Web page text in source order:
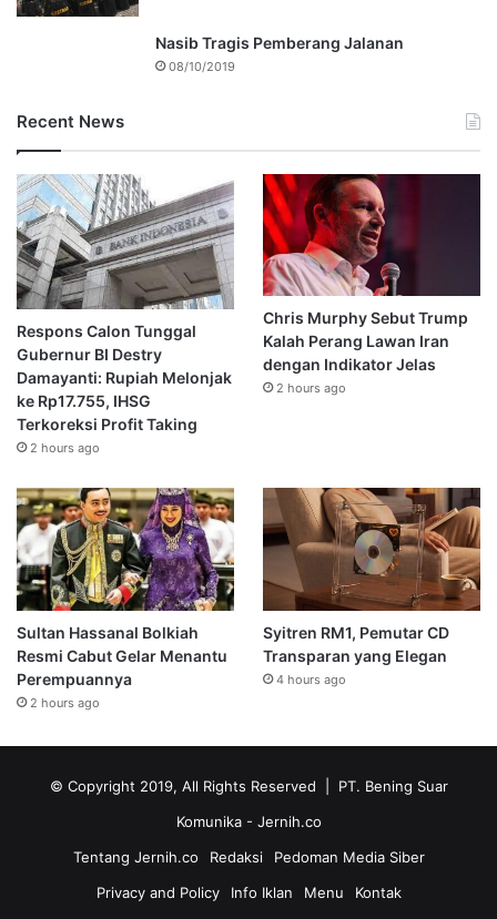
Nasib Tragis Pemberang Jalanan
08/10/2019
Recent News
Respons Calon Tunggal
Gubernur BI Destry
Damayanti: Rupiah Melonjak
ke Rp17.755, IHSG
Terkoreksi Profit Taking
2 hours ago
Chris Murphy Sebut Trump
Kalah Perang Lawan Iran
dengan Indikator Jelas
2 hours ago
Sultan Hassanal Bolkiah
Resmi Cabut Gelar Menantu
Perempuannya
2 hours ago
Syitren RM1, Pemutar CD
Transparan yang Elegan
4 hours ago
© Copyright 2019, All Rights Reserved | PT. Bening Suar
Komunika - Jernih.co
Tentang Jernih.co
Redaksi
Pedoman Media Siber
Privacy and Policy
Info Iklan Menu Kontak